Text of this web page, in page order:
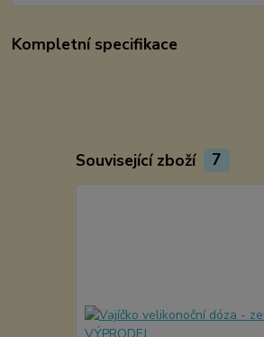
Kompletní specifikace
Související zboží 7